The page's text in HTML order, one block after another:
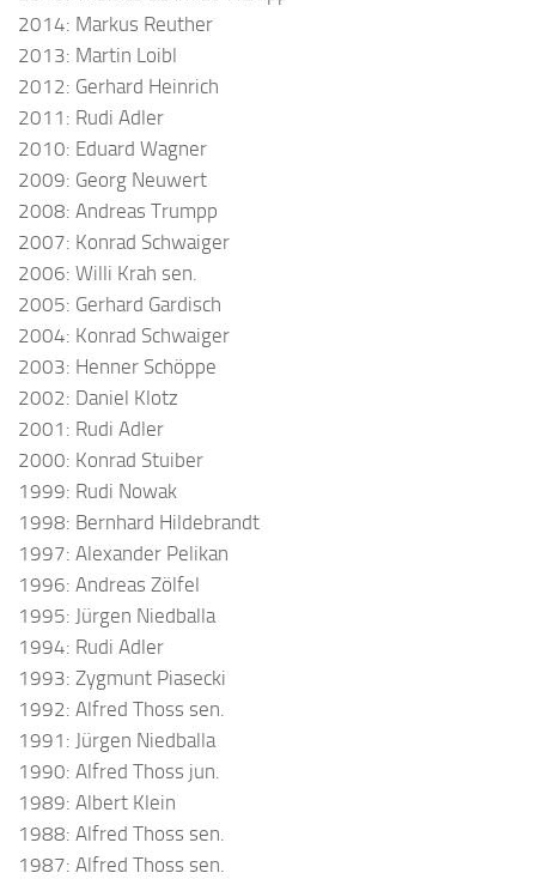
2014: Markus Reuther
2013: Martin Loibl
2012: Gerhard Heinrich
2011: Rudi Adler
2010: Eduard Wagner
2009: Georg Neuwert
2008: Andreas Trumpp
2007: Konrad Schwaiger
2006: Willi Krah sen.
2005: Gerhard Gardisch
2004: Konrad Schwaiger
2003: Henner Schöppe
2002: Daniel Klotz
2001: Rudi Adler
2000: Konrad Stuiber
1999: Rudi Nowak
1998: Bernhard Hildebrandt
1997: Alexander Pelikan
1996: Andreas Zölfel
1995: Jürgen Niedballa
1994: Rudi Adler
1993: Zygmunt Piasecki
1992: Alfred Thoss sen.
1991: Jürgen Niedballa
1990: Alfred Thoss jun.
1989: Albert Klein
1988: Alfred Thoss sen.
1987: Alfred Thoss sen.